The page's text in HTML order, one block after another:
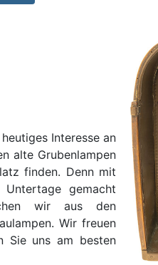
Interesse an
alte Grubenlampen
finden. Denn mit
gemacht
wir aus den
Wir freuen
Sie uns am besten